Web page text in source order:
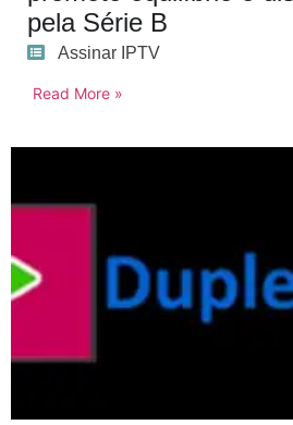
pela Série B
Assinar IPTV
Read More »